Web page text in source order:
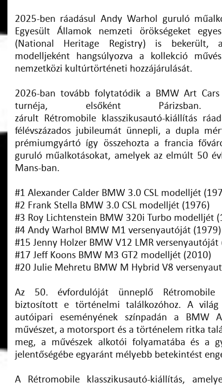
2025-ben ráadásul Andy Warhol guruló
Egyesült Államok nemzeti örökségeket
(National Heritage Registry) is
modelljeként hangsúlyozva a kollekció
nemzetközi kultúrtörténeti hozzájárulását.
2026-ban tovább folytatódik a BMW Art
turnéja, elsőként
zárult Rétromobile klasszikusautó-kiállítás
félévszázados jubileumát ünnepli, a dupla
prémiumgyártó így összehozta a francia
guruló műalkotásokat, amelyek az elmúlt 50
Mans-ban.
#1 Alexander Calder BMW 3.0 CSL modelljét
#2 Frank Stella BMW 3.0 CSL modelljét (1976)
#3 Roy Lichtenstein BMW 320i Turbo modelljét
#4 Andy Warhol BMW M1 versenyautóját (1979)
#15 Jenny Holzer BMW V12 LMR versenyautóját
#17 Jeff Koons BMW M3 GT2 modelljét (2010)
#20 Julie Mehretu BMW M Hybrid V8
Az 50. évfordulóját ünneplő Rétromobile
biztosított e történelmi találkozóhoz. A világ
autóipari eseményének színpadán a BMW
művészet, a motorsport és a történelem ritka
meg, a művészek alkotói folyamatába és a
jelentőségébe egyaránt mélyebb betekintést
A Rétromobile klasszikusautó-kiállítás,